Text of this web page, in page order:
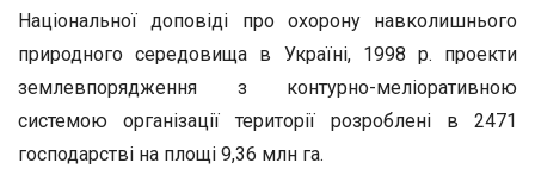
Національної доповіді про охо­рону навколишнього
природного середовища в Україні, 1998 р. проекти
землевпорядження з контурно-меліоративною
системою організації території розроблені в 2471
господарстві на площі 9,36 млн га.